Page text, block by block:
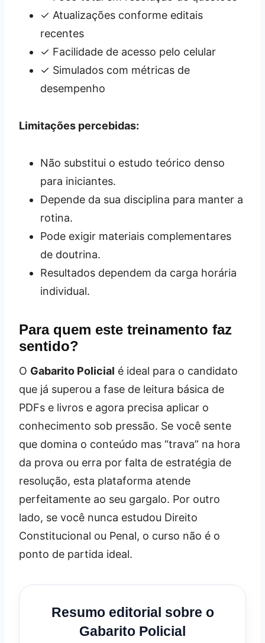
✓ Atualizações conforme editais
recentes
✓ Facilidade de acesso pelo celular
✓ Simulados com métricas de
desempenho
Limitações percebidas:
Não substitui o estudo teórico denso
para iniciantes.
Depende da sua disciplina para manter a
rotina.
Pode exigir materiais complementares
de doutrina.
Resultados dependem da carga horária
individual.
Para quem este treinamento faz
sentido?
O Gabarito Policial é ideal para o candidato
que já superou a fase de leitura básica de
PDFs e livros e agora precisa aplicar o
conhecimento sob pressão. Se você sente
que domina o conteúdo mas “trava” na hora
da prova ou erra por falta de estratégia de
resolução, esta plataforma atende
perfeitamente ao seu gargalo. Por outro
lado, se você nunca estudou Direito
Constitucional ou Penal, o curso não é o
ponto de partida ideal.
Resumo editorial sobre o
Gabarito Policial